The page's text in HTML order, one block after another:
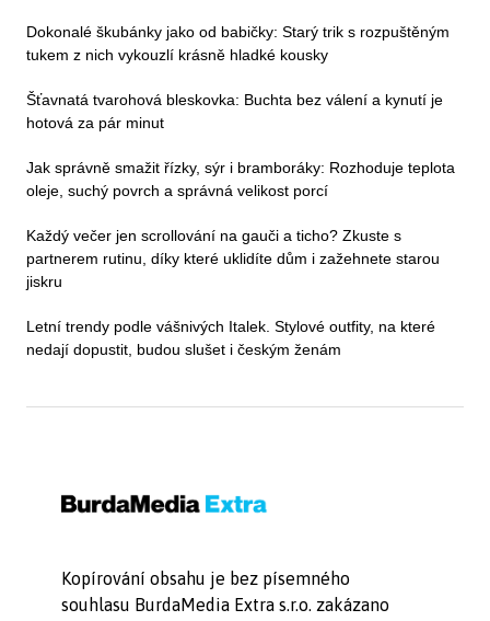
Dokonalé škubánky jako od babičky: Starý trik s rozpuštěným
tukem z nich vykouzlí krásně hladké kousky
Šťavnatá tvarohová bleskovka: Buchta bez válení a kynutí je
hotová za pár minut
Jak správně smažit řízky, sýr i bramboráky: Rozhoduje teplota
oleje, suchý povrch a správná velikost porcí
Každý večer jen scrollování na gauči a ticho? Zkuste s
partnerem rutinu, díky které uklidíte dům i zažehnete starou
jiskru
Letní trendy podle vášnivých Italek. Stylové outfity, na které
nedají dopustit, budou slušet i českým ženám
Kopírování obsahu je bez písemného
souhlasu BurdaMedia Extra s.r.o. zakázano